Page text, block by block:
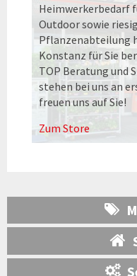
Heimwerkerbedarf
Outdoor sowie
Pflanzenabteilung
Konstanz für Sie
TOP Beratung und
stehen bei uns an
freuen uns auf Sie!
Zum Store